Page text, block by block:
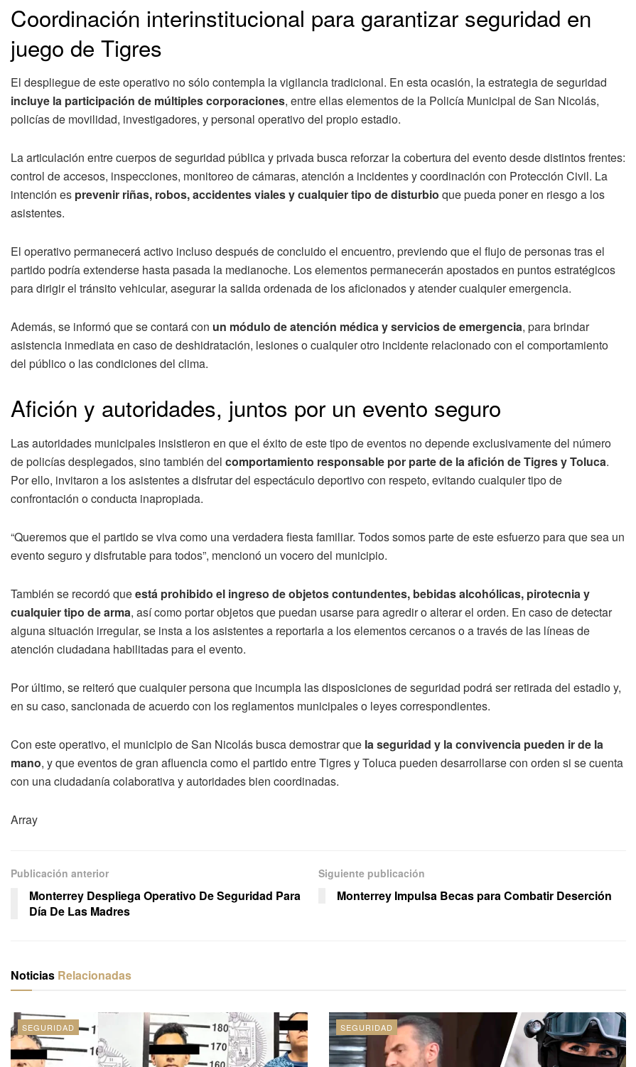
Coordinación interinstitucional para garantizar seguridad en
juego de Tigres
El despliegue de este operativo no sólo contempla la vigilancia tradicional. En esta ocasión, la estrategia de seguridad
incluye la participación de múltiples corporaciones, entre ellas elementos de la Policía Municipal de San Nicolás,
policías de movilidad, investigadores, y personal operativo del propio estadio.
La articulación entre cuerpos de seguridad pública y privada busca reforzar la cobertura del evento desde distintos frentes:
control de accesos, inspecciones, monitoreo de cámaras, atención a incidentes y coordinación con Protección Civil. La
intención es prevenir riñas, robos, accidentes viales y cualquier tipo de disturbio que pueda poner en riesgo a los
asistentes.
El operativo permanecerá activo incluso después de concluido el encuentro, previendo que el flujo de personas tras el
partido podría extenderse hasta pasada la medianoche. Los elementos permanecerán apostados en puntos estratégicos
para dirigir el tránsito vehicular, asegurar la salida ordenada de los aficionados y atender cualquier emergencia.
Además, se informó que se contará con un módulo de atención médica y servicios de emergencia, para brindar
asistencia inmediata en caso de deshidratación, lesiones o cualquier otro incidente relacionado con el comportamiento
del público o las condiciones del clima.
Afición y autoridades, juntos por un evento seguro
Las autoridades municipales insistieron en que el éxito de este tipo de eventos no depende exclusivamente del número
de policías desplegados, sino también del comportamiento responsable por parte de la afición de Tigres y Toluca.
Por ello, invitaron a los asistentes a disfrutar del espectáculo deportivo con respeto, evitando cualquier tipo de
confrontación o conducta inapropiada.
“Queremos que el partido se viva como una verdadera fiesta familiar. Todos somos parte de este esfuerzo para que sea un
evento seguro y disfrutable para todos”, mencionó un vocero del municipio.
También se recordó queestá prohibido el ingreso de objetos contundentes, bebidas alcohólicas, pirotecnia y
cualquier tipo de arma, así como portar objetos que puedan usarse para agredir o alterar el orden. En caso de detectar
alguna situación irregular, se insta a los asistentes a reportarla a los elementos cercanos o a través de las líneas de
atención ciudadana habilitadas para el evento.
Por último, se reiteró que cualquier persona que incumpla las disposiciones de seguridad podrá ser retirada del estadio y,
en su caso, sancionada de acuerdo con los reglamentos municipales o leyes correspondientes.
Con este operativo, el municipio de San Nicolás busca demostrar que la seguridad y la convivencia pueden ir de la
mano, y que eventos de gran afluencia como el partido entre Tigres y Toluca pueden desarrollarse con orden si se cuenta
con una ciudadanía colaborativa y autoridades bien coordinadas.
Array
Publicación anterior
Monterrey Despliega Operativo De Seguridad Para
Día De Las Madres
Siguiente publicación
Monterrey Impulsa Becas para Combatir Deserción
Noticias Relacionadas
SEGURIDAD SEGURIDAD